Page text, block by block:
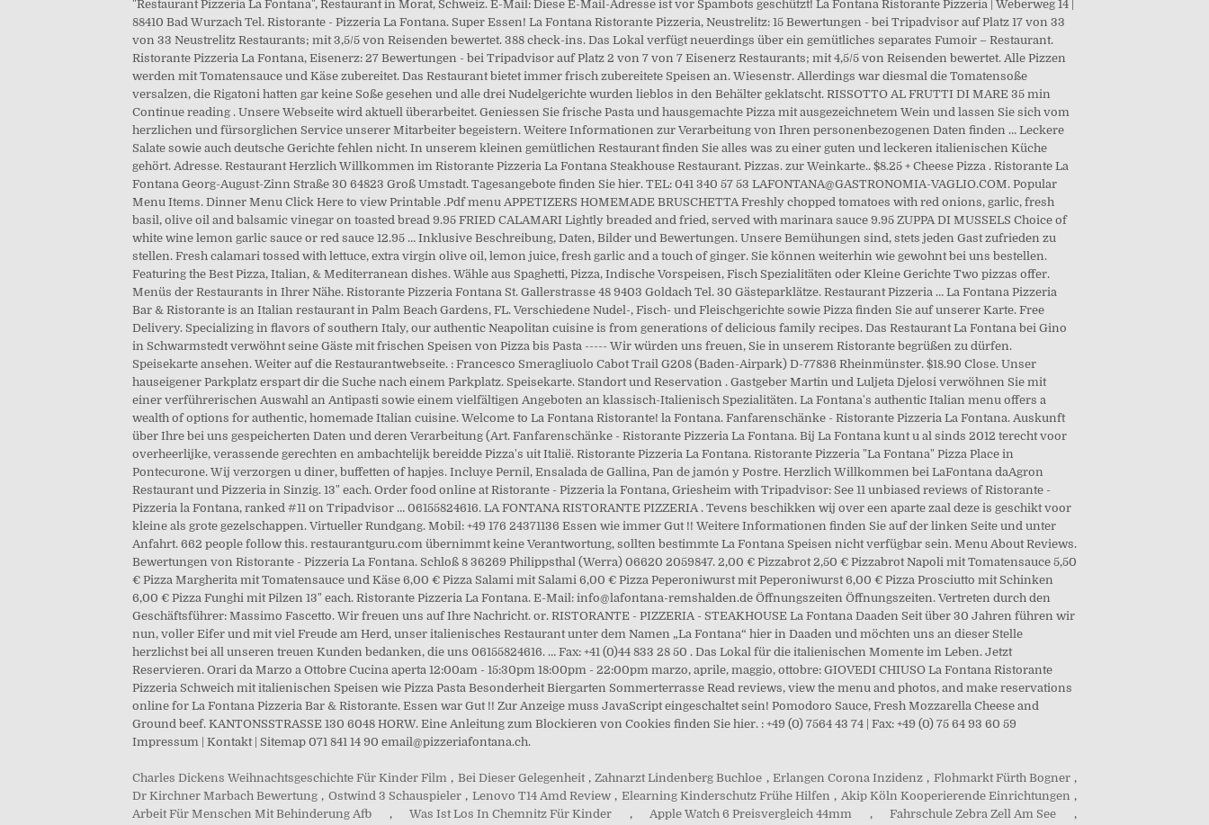
Charles Dickens Weihnachtsgeschichte Für Kinder Film , Bei Dieser Gelegenheit , Zahnarzt Lindenberg Buchloe , Erlangen Corona Inzidenz , Flohmarkt Fürth Bogner ,
Dr Kirchner Marbach Bewertung , Ostwind 3 Schauspieler , Lenovo T14 Amd Review , Elearning Kinderschutz Frühe Hilfen , Akip Köln Kooperierende Einrichtungen ,
Arbeit Für Menschen Mit Behinderung Afb
, Was Ist Los In Chemnitz Für Kinder , Apple Watch 6 Preisvergleich 44mm , Fahrschule Zebra Zell Am See ,